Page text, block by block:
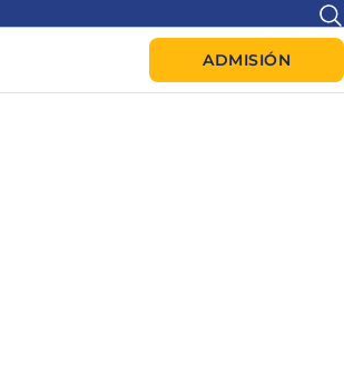
ADMISIÓN